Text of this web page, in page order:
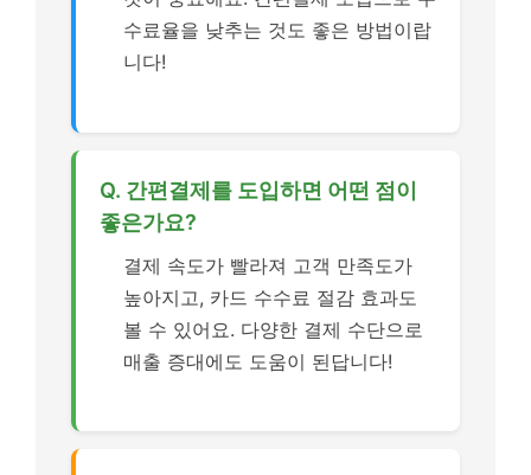
수료율을 낮추는 것도 좋은 방법이랍
니다!
Q. 간편결제를 도입하면 어떤 점이
좋은가요?
결제 속도가 빨라져 고객 만족도가
높아지고, 카드 수수료 절감 효과도
볼 수 있어요. 다양한 결제 수단으로
매출 증대에도 도움이 된답니다!